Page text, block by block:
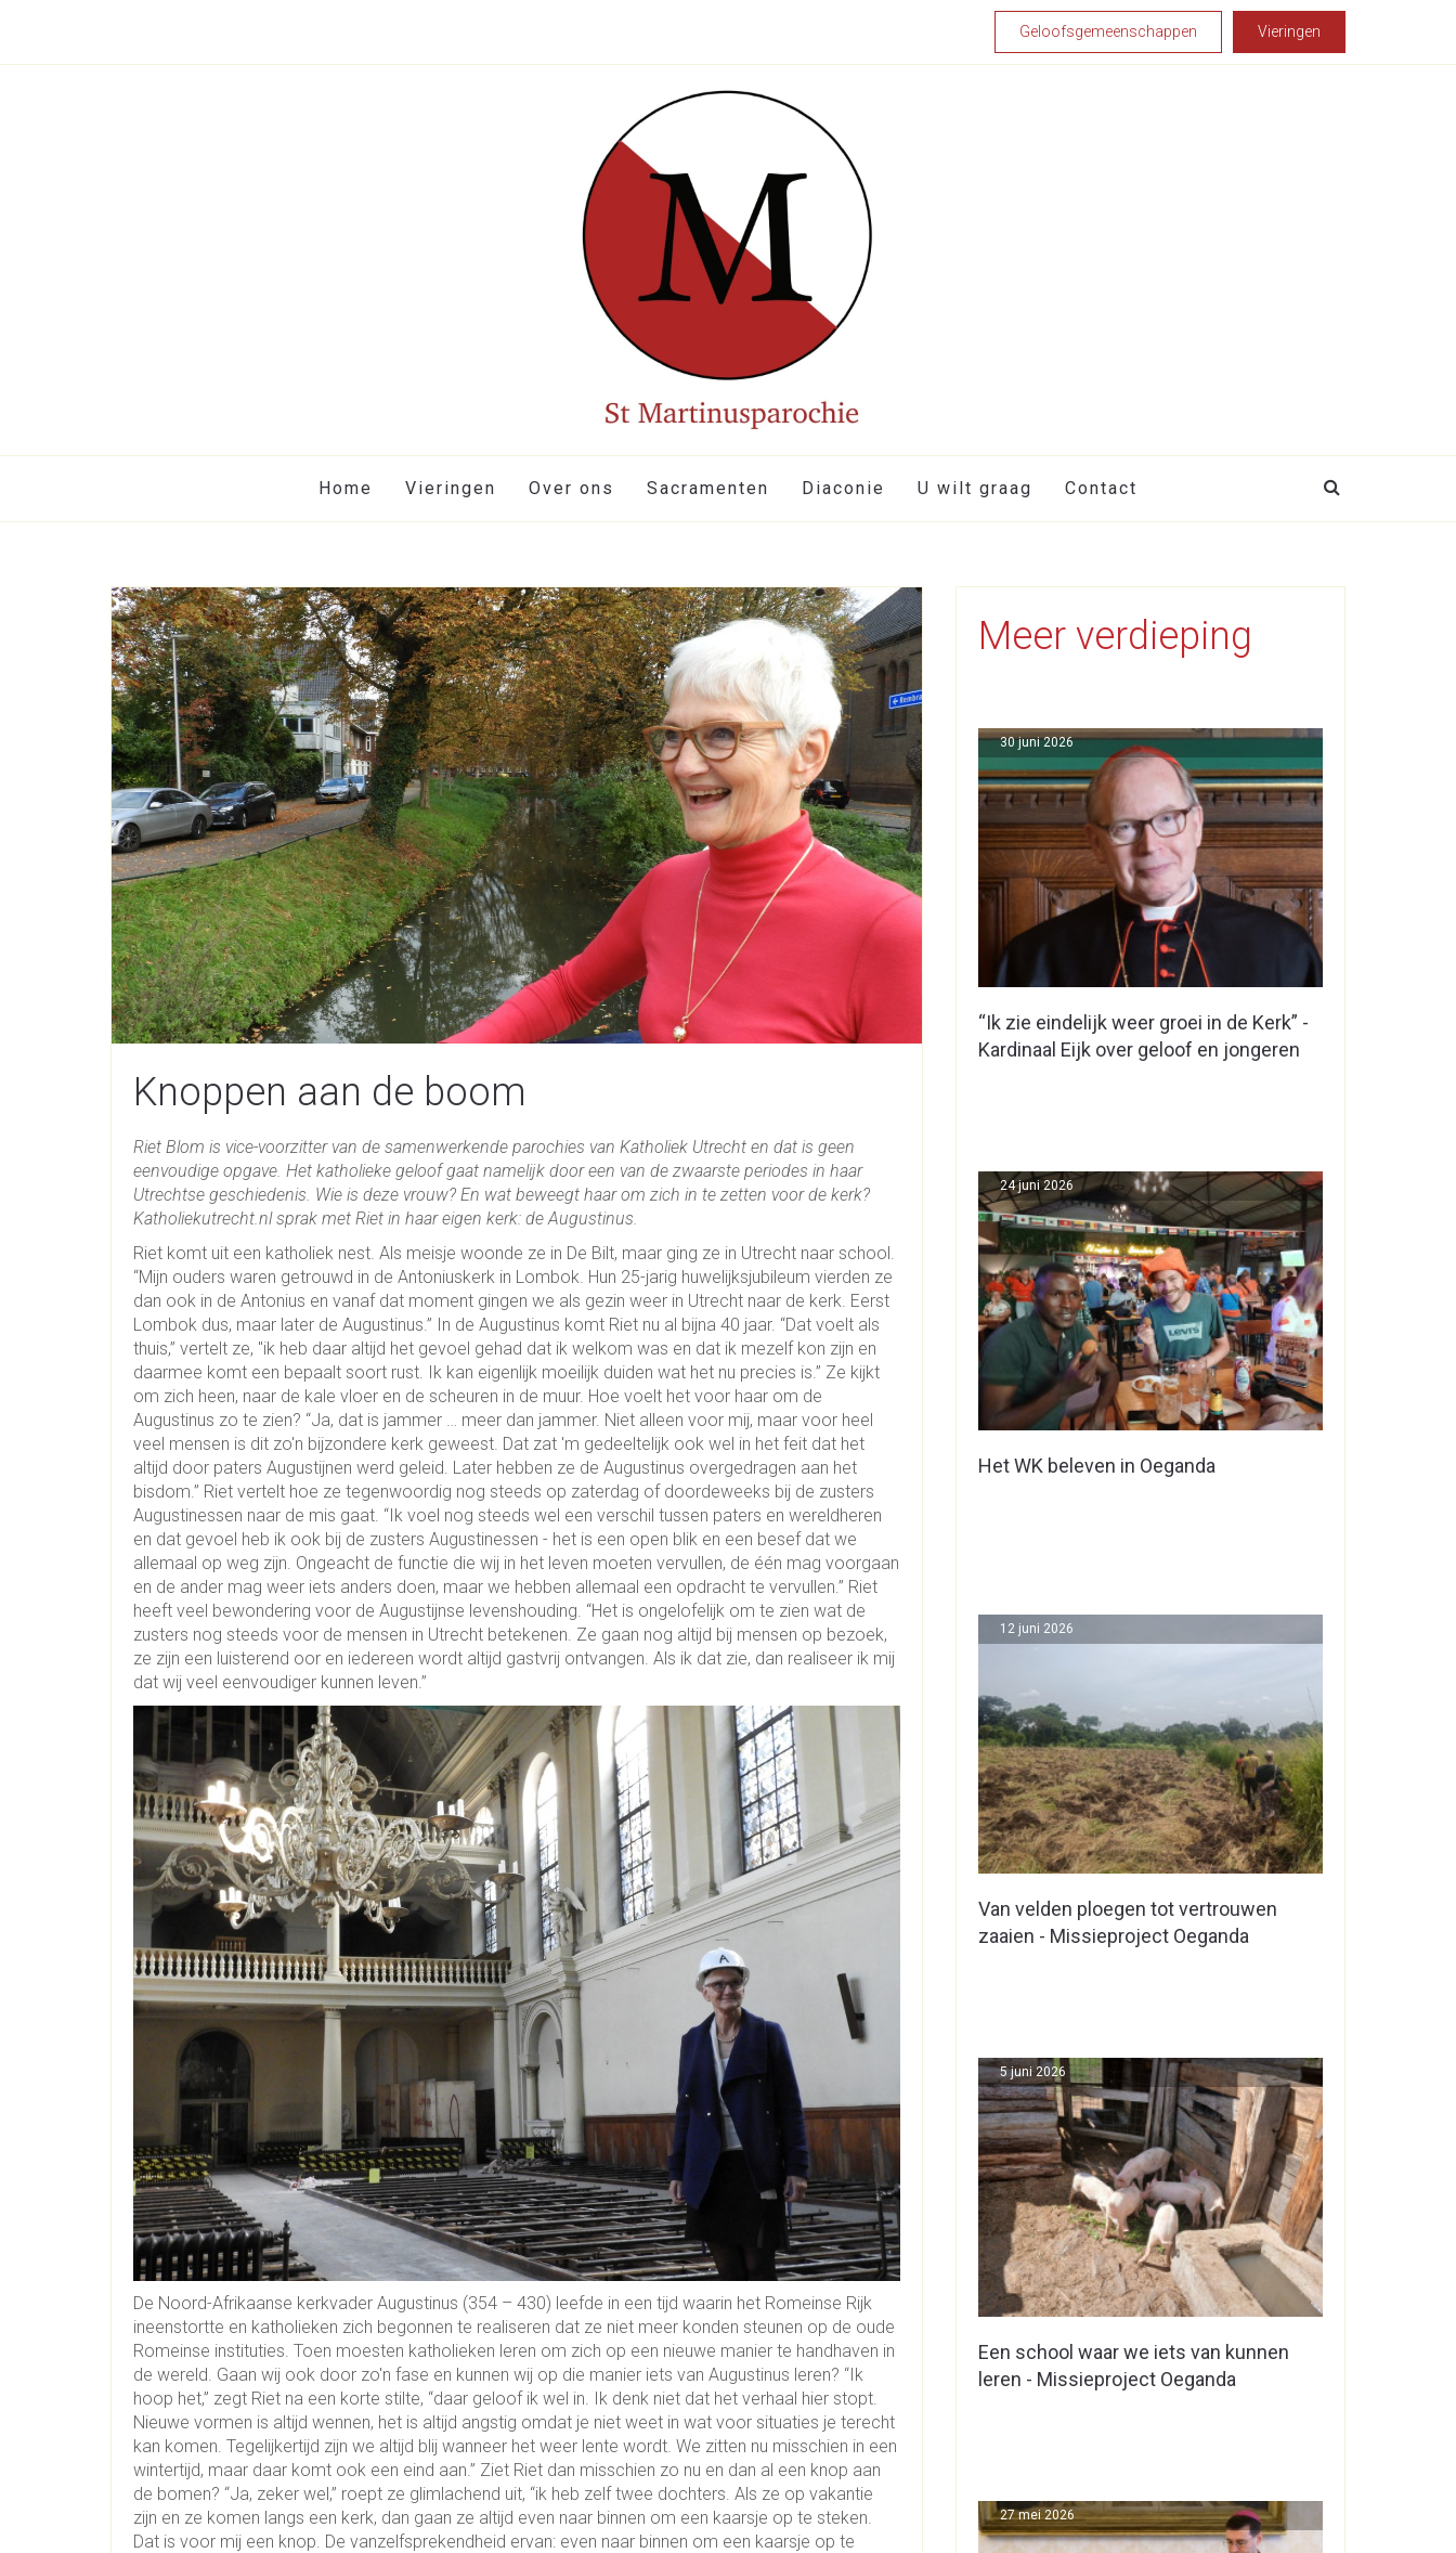
Geloofsgemeenschappen Vieringen
Home Vieringen Over ons Sacramenten Diaconie U wilt graag Contact
Knoppen aan de boom
Riet Blom is vice-voorzitter van de samenwerkende parochies van Katholiek Utrecht en dat is geen
eenvoudige opgave. Het katholieke geloof gaat namelijk door een van de zwaarste periodes in haar
Utrechtse geschiedenis. Wie is deze vrouw? En wat beweegt haar om zich in te zetten voor de kerk?
Katholiekutrecht.nl sprak met Riet in haar eigen kerk: de Augustinus.
Riet komt uit een katholiek nest. Als meisje woonde ze in De Bilt, maar ging ze in Utrecht naar school.
“Mijn ouders waren getrouwd in de Antoniuskerk in Lombok. Hun 25-jarig huwelijksjubileum vierden ze
dan ook in de Antonius en vanaf dat moment gingen we als gezin weer in Utrecht naar de kerk. Eerst
Lombok dus, maar later de Augustinus.” In de Augustinus komt Riet nu al bijna 40 jaar. “Dat voelt als
thuis,” vertelt ze, "ik heb daar altijd het gevoel gehad dat ik welkom was en dat ik mezelf kon zijn en
daarmee komt een bepaalt soort rust. Ik kan eigenlijk moeilijk duiden wat het nu precies is.” Ze kijkt
om zich heen, naar de kale vloer en de scheuren in de muur. Hoe voelt het voor haar om de
Augustinus zo te zien? “Ja, dat is jammer … meer dan jammer. Niet alleen voor mij, maar voor heel
veel mensen is dit zo'n bijzondere kerk geweest. Dat zat 'm gedeeltelijk ook wel in het feit dat het
altijd door paters Augustijnen werd geleid. Later hebben ze de Augustinus overgedragen aan het
bisdom.” Riet vertelt hoe ze tegenwoordig nog steeds op zaterdag of doordeweeks bij de zusters
Augustinessen naar de mis gaat. “Ik voel nog steeds wel een verschil tussen paters en wereldheren
en dat gevoel heb ik ook bij de zusters Augustinessen - het is een open blik en een besef dat we
allemaal op weg zijn. Ongeacht de functie die wij in het leven moeten vervullen, de één mag voorgaan
en de ander mag weer iets anders doen, maar we hebben allemaal een opdracht te vervullen.” Riet
heeft veel bewondering voor de Augustijnse levenshouding. “Het is ongelofelijk om te zien wat de
zusters nog steeds voor de mensen in Utrecht betekenen. Ze gaan nog altijd bij mensen op bezoek,
ze zijn een luisterend oor en iedereen wordt altijd gastvrij ontvangen. Als ik dat zie, dan realiseer ik mij
dat wij veel eenvoudiger kunnen leven.”
De Noord-Afrikaanse kerkvader Augustinus (354 – 430) leefde in een tijd waarin het Romeinse Rijk
ineenstortte en katholieken zich begonnen te realiseren dat ze niet meer konden steunen op de oude
Romeinse instituties. Toen moesten katholieken leren om zich op een nieuwe manier te handhaven in
de wereld. Gaan wij ook door zo'n fase en kunnen wij op die manier iets van Augustinus leren? “Ik
hoop het,” zegt Riet na een korte stilte, “daar geloof ik wel in. Ik denk niet dat het verhaal hier stopt.
Nieuwe vormen is altijd wennen, het is altijd angstig omdat je niet weet in wat voor situaties je terecht
kan komen. Tegelijkertijd zijn we altijd blij wanneer het weer lente wordt. We zitten nu misschien in een
wintertijd, maar daar komt ook een eind aan.” Ziet Riet dan misschien zo nu en dan al een knop aan
de bomen? “Ja, zeker wel,” roept ze glimlachend uit, “ik heb zelf twee dochters. Als ze op vakantie
zijn en ze komen langs een kerk, dan gaan ze altijd even naar binnen om een kaarsje op te steken.
Dat is voor mij een knop. De vanzelfsprekendheid ervan: even naar binnen om een kaarsje op te
Meer verdieping
“Ik zie eindelijk weer groei in de Kerk” -
Kardinaal Eijk over geloof en jongeren
30 juni 2026
Het WK beleven in Oeganda
24 juni 2026
Van velden ploegen tot vertrouwen
zaaien - Missieproject Oeganda
12 juni 2026
Een school waar we iets van kunnen
leren - Missieproject Oeganda
5 juni 2026
27 mei 2026